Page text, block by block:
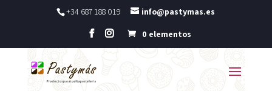
+34 687 188 019 info@pastymas.es
0 elementos